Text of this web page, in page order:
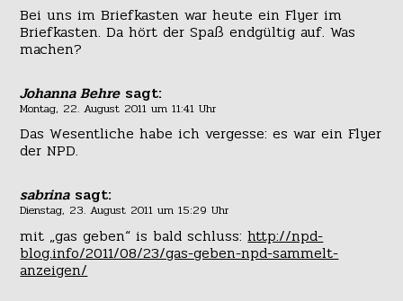
Bei uns im Briefkasten war heute ein Flyer im
Briefkasten. Da hört der Spaß endgültig auf. Was
machen?
Johanna Behre sagt:
Montag, 22. August 2011 um 11:41 Uhr
Das Wesentliche habe ich vergesse: es war ein Flyer
der NPD.
sabrina sagt:
Dienstag, 23. August 2011 um 15:29 Uhr
mit „gas geben“ is bald schluss:http://npd-
blog.info/2011/08/23/gas-geben-npd-sammelt-
anzeigen/